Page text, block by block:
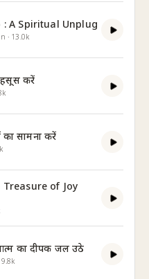
: A Spiritual Unplug
· 13.0k
करें
का सामना करें
of Joy
का दीपक जल उठे
9.8k